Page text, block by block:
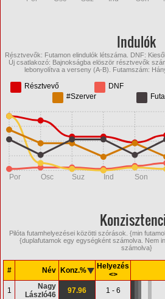
Indulók
Résztvevők: Futamon elindulók létszáma. DNF:
Új csatlakozó: Bajnokságba elöször résztvevők
lebonyolítva a verseny (A-B). Futamszám:
Résztvevő DNF
#Szerver
Por Osc Suz Ind Son
Pilóta futamhelyezései közötti szórások. {min
{duplafutamok egy egységként számolva. Nem
számolva}
# Név Konz.%
Helyezés
<>
1
Nagy
László46
97.96 1 - 6